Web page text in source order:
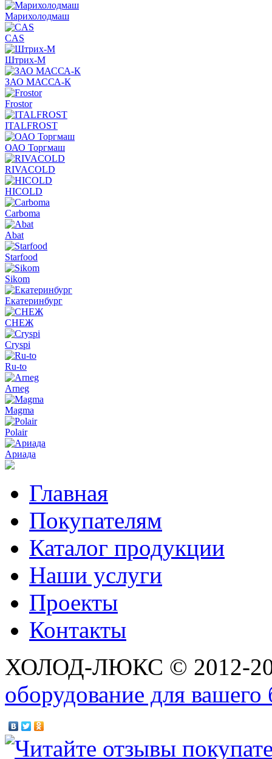
Марихолодмаш
CAS
Штрих-М
ЗАО МАССА-К
Frostor
ITALFROST
ОАО Торгмаш
RIVACOLD
HICOLD
Carboma
Abat
Starfood
Sikom
Екатеринбург
СНЕЖ
Cryspi
Ru-to
Arneg
Magma
Polair
Ариада
Главная
Покупателям
Каталог продукции
Наши услуги
Проекты
Контакты
ХОЛОД-ЛЮКС © 2012-
оборудование для вашего